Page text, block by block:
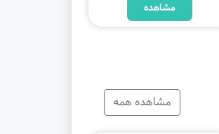
مشاهده
مشاهده همه